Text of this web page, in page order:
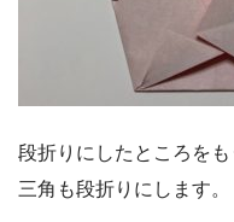
段折りにしたところを
三角も段折りにします。